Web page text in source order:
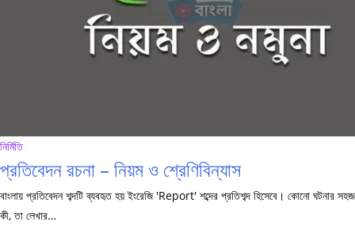
নির্মিতি
প্রতিবেদন রচনা – নিয়ম ও শ্রেণিবিন্যাস
বাংলায় প্রতিবেদন শব্দটি ব্যবহৃত হয় ইংরেজি 'Report' শব্দের প্রতিশব্দ হিসেবে। কোনো ঘটনার
কী, তা লেখার…